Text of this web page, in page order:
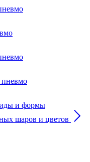
и формы
шаров и цветов